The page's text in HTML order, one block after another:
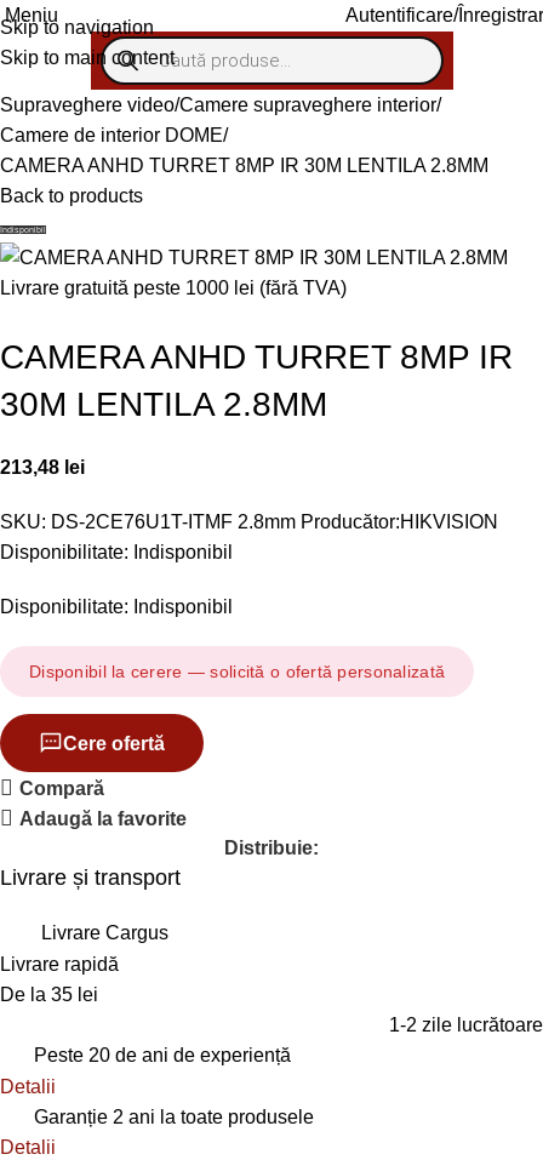
Skip to navigation
Skip to main content
Meniu Autentificare/
Supraveghere video Camere supraveghere interior
Camere de interior DOME
CAMERA ANHD TURRET 8MP IR 30M LENTILA 2.8MM
Back to products
Indisponibil
Livrare gratuită peste 1000 lei (fără TVA)
CAMERA ANHD TURRET 8MP IR
30M LENTILA 2.8MM
213,48 lei
SKU: DS-2CE76U1T-ITMF 2.8mm Producător:HIKVISION
Disponibilitate: Indisponibil
Disponibilitate: Indisponibil
Disponibil la cerere — solicită o ofertă personalizată
Cere ofertă
Compară
Adaugă la favorite
Distribuie:
Livrare și transport
Livrare Cargus
Livrare rapidă
De la 35 lei
1-2 zile lucrătoare
Peste 20 de ani de experiență
Detalii
Garanție 2 ani la toate produsele
Detalii